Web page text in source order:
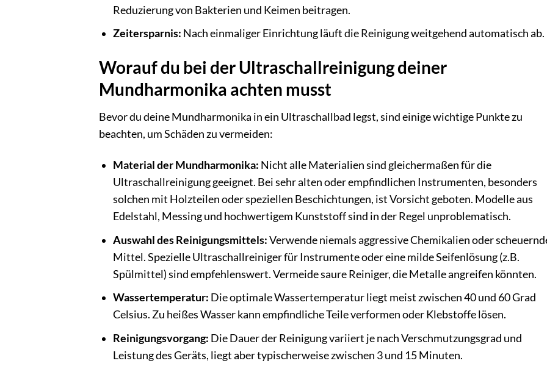
Reduzierung von Bakterien und Keimen beitragen.
Zeitersparnis: Nach einmaliger Einrichtung läuft die Reinigung weitgehend automatisch ab.
Worauf du bei der Ultraschallreinigung deiner
Mundharmonika achten musst
Bevor du deine Mundharmonika in ein Ultraschallbad legst, sind einige wichtige Punkte zu
beachten, um Schäden zu vermeiden:
Material der Mundharmonika: Nicht alle Materialien sind gleichermaßen für die
Ultraschallreinigung geeignet. Bei sehr alten oder empfindlichen Instrumenten, besonders
solchen mit Holzteilen oder speziellen Beschichtungen, ist Vorsicht geboten. Modelle aus
Edelstahl, Messing und hochwertigem Kunststoff sind in der Regel unproblematisch.
Auswahl des Reinigungsmittels:Verwende niemals aggressive Chemikalien oder
Mittel. Spezielle Ultraschallreiniger für Instrumente oder eine milde Seifenlösung (z.B.
Spülmittel) sind empfehlenswert. Vermeide saure Reiniger, die Metalle angreifen könnten.
Wassertemperatur: Die optimale Wassertemperatur liegt meist zwischen 40 und 60 Grad
Celsius. Zu heißes Wasser kann empfindliche Teile verformen oder Klebstoffe lösen.
Reinigungsvorgang: Die Dauer der Reinigung variiert je nach Verschmutzungsgrad und
Leistung des Geräts, liegt aber typischerweise zwischen 3 und 15 Minuten.